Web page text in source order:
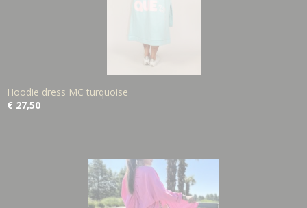
Hoodie dress MC turquoise
€ 27,50